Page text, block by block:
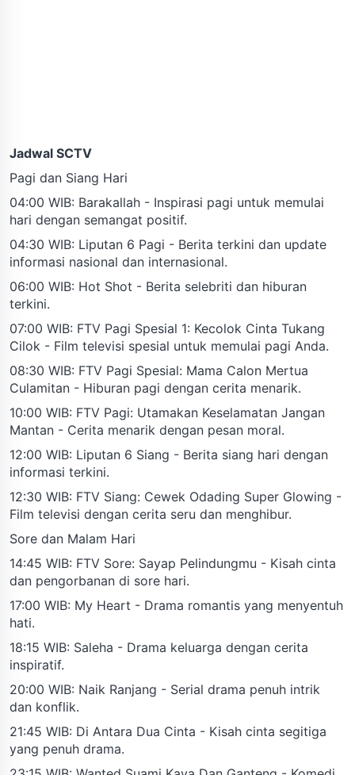
Jadwal SCTV
Pagi dan Siang Hari
04:00 WIB: Barakallah - Inspirasi pagi untuk memulai
hari dengan semangat positif.
04:30 WIB: Liputan 6 Pagi - Berita terkini dan update
informasi nasional dan internasional.
06:00 WIB: Hot Shot - Berita selebriti dan hiburan
terkini.
07:00 WIB: FTV Pagi Spesial 1: Kecolok Cinta Tukang
Cilok - Film televisi spesial untuk memulai pagi Anda.
08:30 WIB: FTV Pagi Spesial: Mama Calon Mertua
Culamitan - Hiburan pagi dengan cerita menarik.
10:00 WIB: FTV Pagi: Utamakan Keselamatan Jangan
Mantan - Cerita menarik dengan pesan moral.
12:00 WIB: Liputan 6 Siang - Berita siang hari dengan
informasi terkini.
12:30 WIB: FTV Siang: Cewek Odading Super Glowing -
Film televisi dengan cerita seru dan menghibur.
Sore dan Malam Hari
14:45 WIB: FTV Sore: Sayap Pelindungmu - Kisah cinta
dan pengorbanan di sore hari.
17:00 WIB: My Heart - Drama romantis yang menyentuh
hati.
18:15 WIB: Saleha - Drama keluarga dengan cerita
inspiratif.
20:00 WIB: Naik Ranjang - Serial drama penuh intrik
dan konflik.
21:45 WIB: Di Antara Dua Cinta - Kisah cinta segitiga
yang penuh drama.